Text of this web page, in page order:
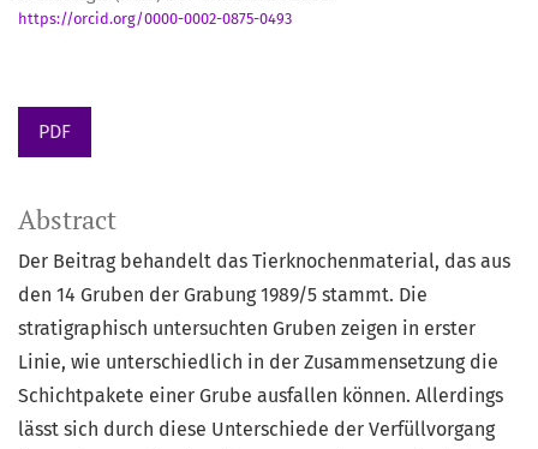
https://orcid.org/0000-0002-0875-0493
PDF
Abstract
Der Beitrag behandelt das Tierknochenmaterial, das aus
den 14 Gruben der Grabung 1989/5 stammt. Die
stratigraphisch untersuchten Gruben zeigen in erster
Linie, wie unterschiedlich in der Zusammensetzung die
Schichtpakete einer Grube ausfallen können. Allerdings
lässt sich durch diese Unterschiede der Verfüllvorgang